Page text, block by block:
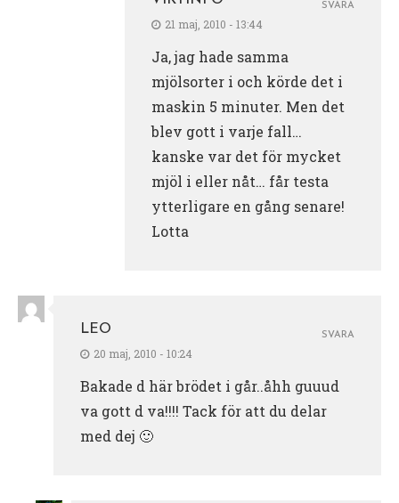
21 maj, 2010 - 13:44
Ja, jag hade samma
mjölsorter i och körde det i
maskin 5 minuter. Men det
blev gott i varje fall…
kanske var det för mycket
mjöl i eller nåt… får testa
ytterligare en gång senare!
Lotta
SVARA
LEO
20 maj, 2010 - 10:24
Bakade d här brödet i går..åhh guuud
va gott d va!!!! Tack för att du delar
med dej 🙂
SVARA